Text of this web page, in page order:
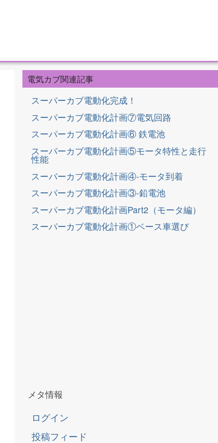
電気カブ関連記事
スーパーカブ電動化完成！
スーパーカブ電動化計画⑦電気回路
スーパーカブ電動化計画⑥ 鉄電池
スーパーカブ電動化計画⑤モータ特性と走行
性能
スーパーカブ電動化計画④-モータ到着
スーパーカブ電動化計画③-鉛電池
スーパーカブ電動化計画Part2（モータ編）
スーパーカブ電動化計画①ベース車選び
メタ情報
ログイン
投稿フィード